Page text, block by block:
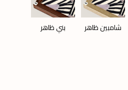
شامبين ظاهر بني ظاهر